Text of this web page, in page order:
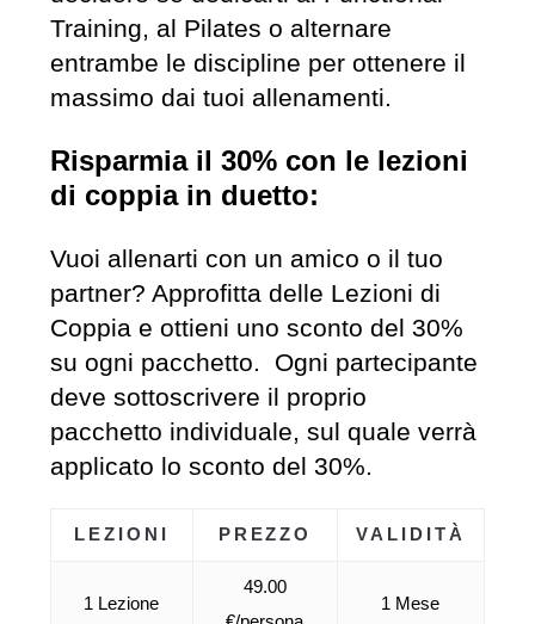
Training, al Pilates o alternare
entrambe le discipline per ottenere il
massimo dai tuoi allenamenti.
Risparmia il 30% con le lezioni
di coppia in duetto:
Vuoi allenarti con un amico o il tuo
partner? Approfitta delle Lezioni di
Coppia e ottieni uno sconto del 30%
su ogni pacchetto. Ogni partecipante
deve sottoscrivere il proprio
pacchetto individuale, sul quale verrà
applicato lo sconto del 30%.
LEZIONI PREZZO VALIDITÀ
1 Lezione
49.00
1 Mese